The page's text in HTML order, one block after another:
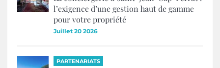
l’exigence d’une gestion haut de gamme
pour votre propriété
Juillet 20 2026
PARTENARIATS